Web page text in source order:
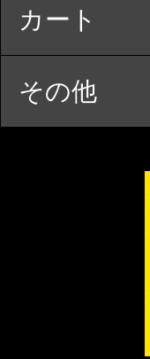
カート
その他